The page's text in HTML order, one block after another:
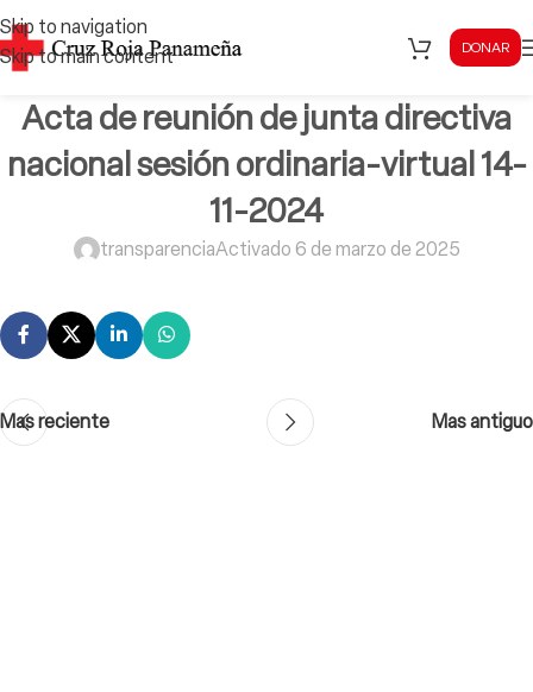
Skip to navigation
Skip to main content
DONAR
Acta de reunión de junta directiva
nacional sesión ordinaria-virtual 14-
11-2024
transparenciaActivado 6 de marzo de 2025
Mas reciente Mas antiguo